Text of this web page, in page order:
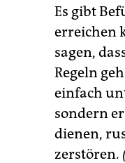
Es gibt
erreichen
sagen,
Regeln
einfach
sondern
dienen,
zerstören.